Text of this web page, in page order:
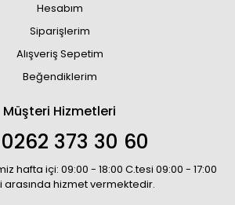
Hesabım
Siparişlerim
Alışveriş Sepetim
Beğendiklerim
Müşteri Hizmetleri
0262 373 30 60
hafta içi: 09:00 - 18:00 C.tesi 09:00 - 17:00
arasında hizmet vermektedir.